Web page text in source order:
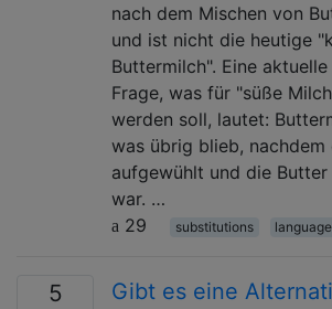
nach dem Mischen von
und ist nicht die heutige
Buttermilch". Eine
Frage, was für "süße
werden soll, lautet:
was übrig blieb, nachdem
aufgewühlt und die
war. …
29
substitutions language
5
Gibt es eine